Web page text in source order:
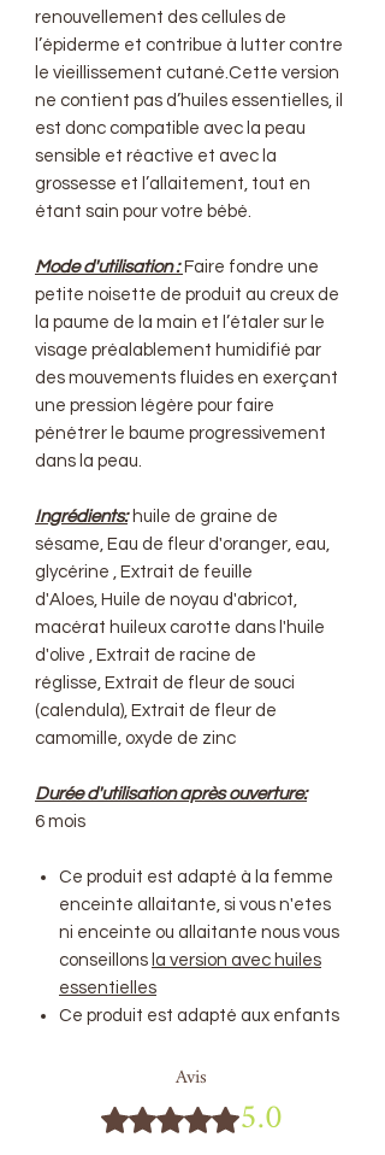
renouvellement des cellules de
l’épiderme et contribue à lutter contre
le vieillissement cutané.Cette version
ne contient pas d’huiles essentielles, il
est donc compatible avec la peau
sensible et réactive et avec la
grossesse et l’allaitement, tout en
étant sain pour votre bébé.
Mode d'utilisation : Faire fondre une
petite noisette de produit au creux de
la paume de la main et l’étaler sur le
visage préalablement humidifié par
des mouvements fluides en exerçant
une pression légère pour faire
pénétrer le baume progressivement
dans la peau.
Ingrédients: huile de graine de
sésame, Eau de fleur d'oranger, eau,
glycérine , Extrait de feuille
d'Aloes, Huile de noyau d'abricot,
macérat huileux carotte dans l'huile
d'olive , Extrait de racine de
réglisse, Extrait de fleur de souci
(calendula), Extrait de fleur de
camomille, oxyde de zinc
Durée d'utilisation après ouverture:
6 mois
Ce produit est adapté à la femme
enceinte allaitante, si vous n'etes
ni enceinte ou allaitante nous vous
conseillons la version avec huiles
essentielles
Ce produit est adapté aux enfants
Avis
Noté 5 sur 5. 5.0